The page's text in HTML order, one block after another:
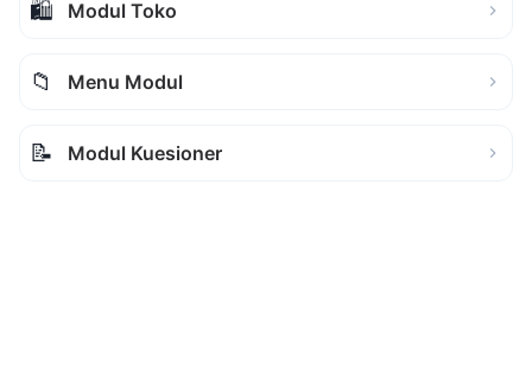
🛍️ Modul Toko
📁 Menu Modul
📝 Modul Kuesioner